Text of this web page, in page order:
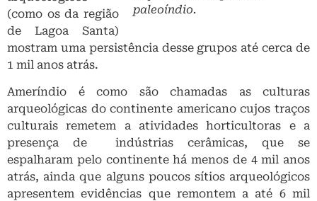
paleoíndio.
(como os da região
de Lagoa Santa)
mostram uma persistência desse grupos até cerca de
1 mil anos atrás.
Ameríndio é como são chamadas as culturas
arqueológicas do continente americano cujos traços
culturais remetem a atividades horticultoras e a
presença de indústrias cerâmicas, que se
espalharam pelo continente há menos de 4 mil anos
atrás, ainda que alguns poucos sítios arqueológicos
apresentem evidências que remontem a até 6 mil